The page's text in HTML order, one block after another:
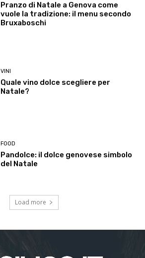
Pranzo di Natale a Genova come
vuole la tradizione: il menu secondo
Bruxaboschi
VINI
Quale vino dolce scegliere per
Natale?
FOOD
Pandolce: il dolce genovese simbolo
del Natale
Load more